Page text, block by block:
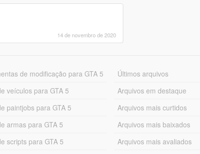
14 de novembro de 2020
de modificação para GTA 5
veículos para GTA 5
paintjobs para GTA 5
armas para GTA 5
scripts para GTA 5
Últimos arquivos
Arquivos em destaque
Arquivos mais curtidos
Arquivos mais baixados
Arquivos mais avaliados